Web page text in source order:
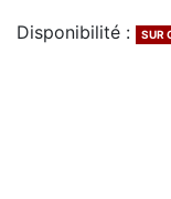
Disponibilité : SUR